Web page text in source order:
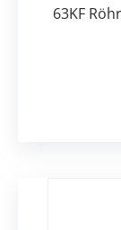
63KF